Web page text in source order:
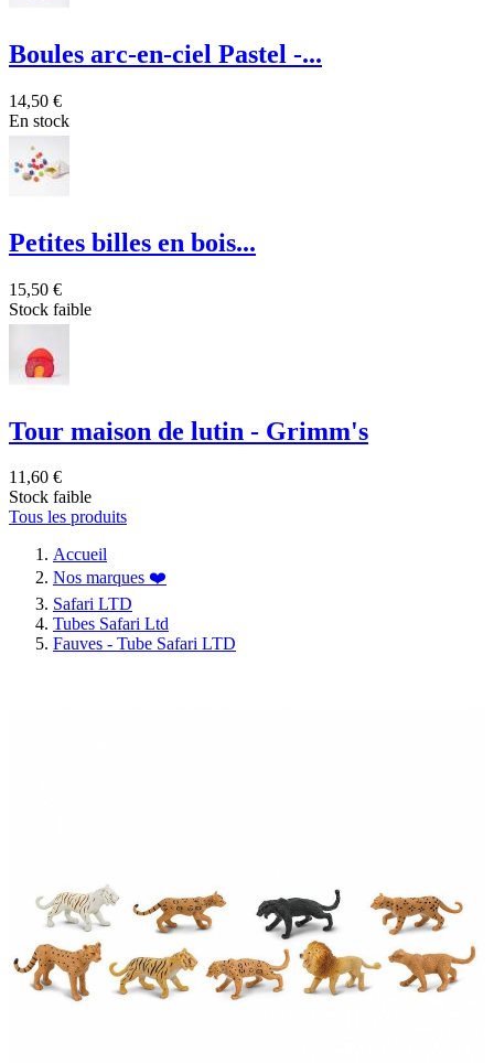
Boules arc-en-ciel Pastel -...
14,50 €
En stock
Petites billes en bois...
15,50 €
Stock faible
Tour maison de lutin - Grimm's
11,60 €
Stock faible
Tous les produits
Accueil
Nos marques ❤️
Safari LTD
Tubes Safari Ltd
Fauves - Tube Safari LTD